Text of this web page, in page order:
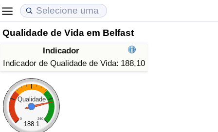
Qualidade de Vida em Belfast
Indicador
Indicador de Qualidade de Vida: 188,10
Qualidade
0 240
188.1
Custo de Vida
Indicador de Custo de Vida (Atual)
Indicador de Custo de Vida
Indicador de Custo de Vida Por País
Preços de Imóveis
Indicador de Preços de Imóveis (Atual)
Indicador de Preços de Imóveis
Indicador de Preços de Imóveis por País
Qualidade de Vida
Indicador de Qualidade de Vida
Indicador de Qualidade de Vida (Atual)
Índice de qualidade de vida por país